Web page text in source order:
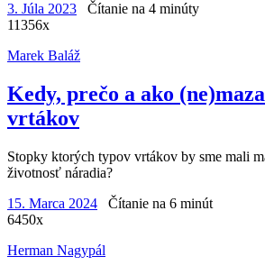
3. Júla 2023
Čítanie na 4 minúty
11356x
Marek Baláž
Kedy, prečo a ako
vrtákov
Stopky ktorých typov vrtákov by sme mali
životnosť náradia?
15. Marca 2024
Čítanie na 6 minút
6450x
Herman Nagypál